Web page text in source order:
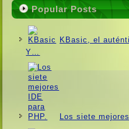
Popular Posts
KBasic, el
Y…
Los siete